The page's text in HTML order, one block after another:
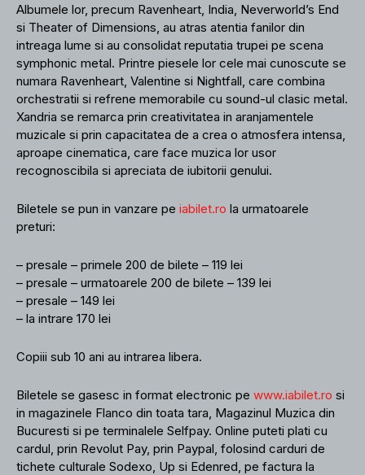
Albumele lor, precum Ravenheart, India, Neverworld’s End
si Theater of Dimensions, au atras atentia fanilor din
intreaga lume si au consolidat reputatia trupei pe scena
symphonic metal. Printre piesele lor cele mai cunoscute se
numara Ravenheart, Valentine si Nightfall, care combina
orchestratii si refrene memorabile cu sound-ul clasic metal.
Xandria se remarca prin creativitatea in aranjamentele
muzicale si prin capacitatea de a crea o atmosfera intensa,
aproape cinematica, care face muzica lor usor
recognoscibila si apreciata de iubitorii genului.
Biletele se pun in vanzare pe iabilet.ro la urmatoarele
preturi:
– presale – primele 200 de bilete – 119 lei
– presale – urmatoarele 200 de bilete – 139 lei
– presale – 149 lei
– la intrare 170 lei
Copiii sub 10 ani au intrarea libera.
Biletele se gasesc in format electronic pe www.iabilet.ro si
in magazinele Flanco din toata tara, Magazinul Muzica din
Bucuresti si pe terminalele Selfpay. Online puteti plati cu
cardul, prin Revolut Pay, prin Paypal, folosind carduri de
tichete culturale Sodexo, Up si Edenred, pe factura la